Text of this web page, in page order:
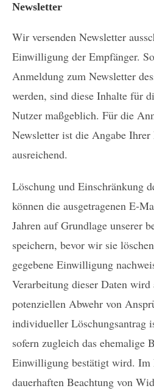
Newsletter
Wir versenden Newsletter
Einwilligung der Empfänger.
Anmeldung zum Newsletter
werden, sind diese Inhalte für
Nutzer maßgeblich. Für die
Newsletter ist die Angabe
ausreichend.
Löschung und Einschränkung
können die ausgetragenen E-
Jahren auf Grundlage unserer
speichern, bevor wir sie
gegebene Einwilligung
Verarbeitung dieser Daten
potenziellen Abwehr von
individueller Löschungsantrag
sofern zugleich das ehemalige
Einwilligung bestätigt wird. Im
dauerhaften Beachtung von